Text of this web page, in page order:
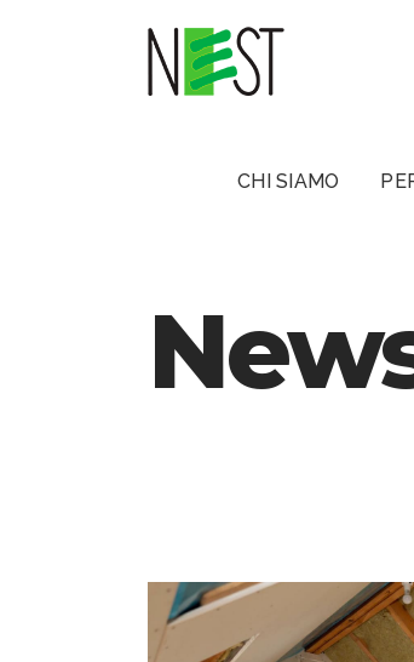
CHI SIAMO